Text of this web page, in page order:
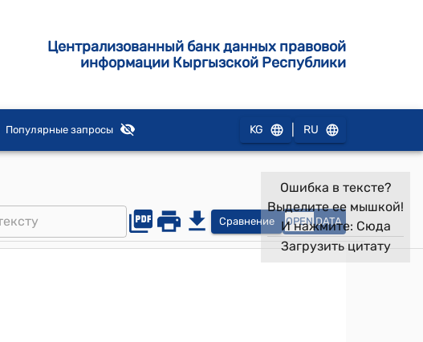
Централизованный банк данных правовой
информации Кыргызской Республики
Популярные запросы KG RU
Сравнение OPEN DATA
Ошибка в тексте?
Выделите ее мышкой!
И нажмите: Сюда
Загрузить цитату